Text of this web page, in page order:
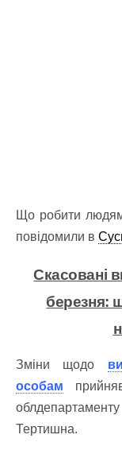
Що робити
повідомили в
Скасовані
березня:
Зміни щодо
особам
Тертишна.